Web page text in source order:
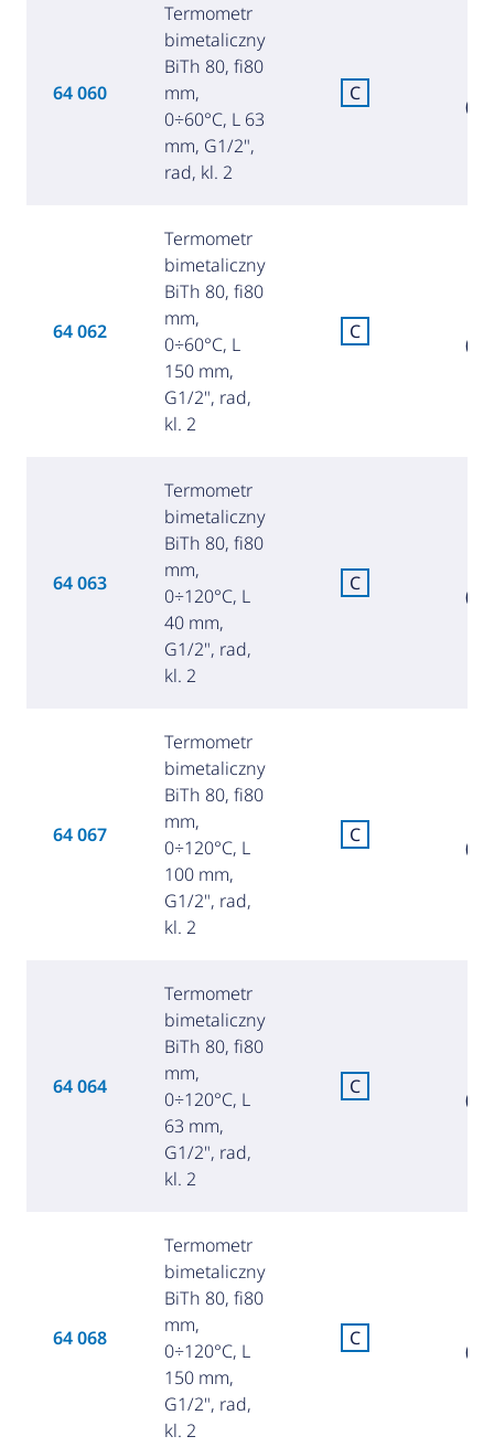
64 060
Termometr
bimetaliczny
BiTh 80, fi80
mm,
0÷60°C, L 63
mm, G1/2",
rad, kl. 2
C
64 062
Termometr
bimetaliczny
BiTh 80, fi80
mm,
0÷60°C, L
150 mm,
G1/2", rad,
kl. 2
C
64 063
Termometr
bimetaliczny
BiTh 80, fi80
mm,
0÷120°C, L
40 mm,
G1/2", rad,
kl. 2
C
64 067
Termometr
bimetaliczny
BiTh 80, fi80
mm,
0÷120°C, L
100 mm,
G1/2", rad,
kl. 2
C
64 064
Termometr
bimetaliczny
BiTh 80, fi80
mm,
0÷120°C, L
63 mm,
G1/2", rad,
kl. 2
C
64 068
Termometr
bimetaliczny
BiTh 80, fi80
mm,
0÷120°C, L
150 mm,
G1/2", rad,
kl. 2
C